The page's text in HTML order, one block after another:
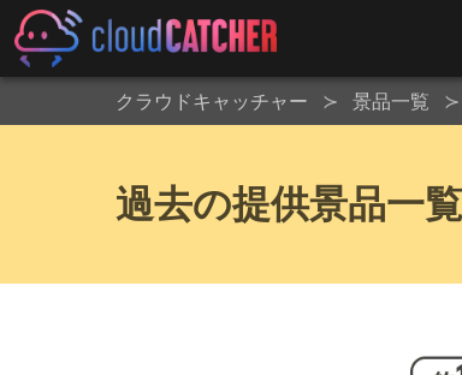
クラウドキャッチャー 景品一覧
過去の提供景品一覧